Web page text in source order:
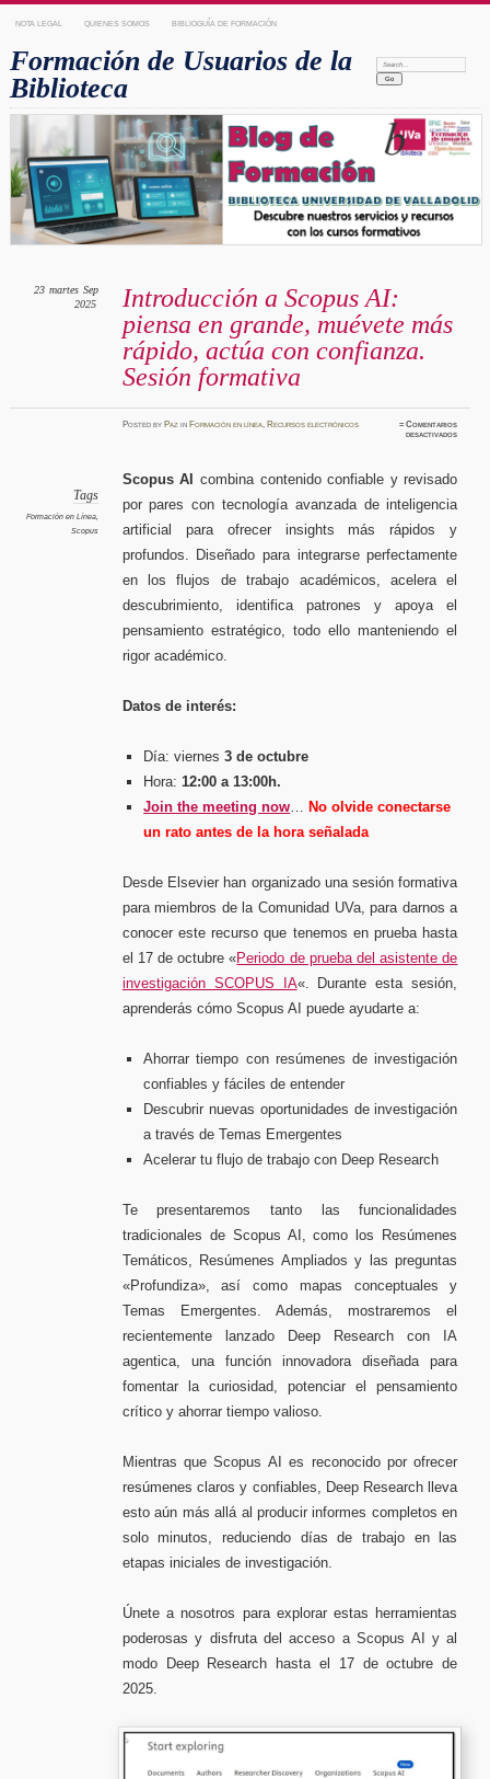
NOTA LEGAL QUIENES SOMOS BIBLIOGUÍA DE FORMACIÓN
Formación de Usuarios de la
Biblioteca
Search:
Introducción a Scopus AI:
piensa en grande, muévete más
rápido, actúa con confianza.
Sesión formativa
23 martes Sep
2025
PostedbyPaz inFormación en línea ,Recursos electrónicos ≈Comentarios
desactivadosen
piensa
muévete
rápido,
Tags
Formación en Línea,
Scopus
Scopus AI combina contenido confiable y revisado
por pares con tecnología avanzada de inteligencia
artificial para ofrecer insights más rápidos y
profundos. Diseñado para integrarse perfectamente
en los flujos de trabajo académicos, acelera el
descubrimiento, identifica patrones y apoya el
pensamiento estratégico, todo ello manteniendo el
rigor académico.
Datos de interés:
Día: viernes3 de octubre
Hora: 12:00 a 13:00h.
Join the meeting now
No olvide conectarse
un rato antes de la hora señalada
Desde Elsevier han organizado una sesión formativa
para miembros de la Comunidad UVa, para darnos a
conocer este recurso que tenemos en prueba hasta
el 17 de octubre «Periodo de prueba del asistente de
investigación SCOPUS IA«. Durante esta sesión,
aprenderás cómo Scopus AI puede ayudarte a:
Ahorrar tiempo con resúmenes de investigación
confiables y fáciles de entender
Descubrir nuevas oportunidades de investigación
a través de Temas Emergentes
Acelerar tu flujo de trabajo con Deep Research
Te presentaremos tanto las funcionalidades
tradicionales de Scopus AI, como los Resúmenes
Temáticos, Resúmenes Ampliados y las preguntas
«Profundiza», así como mapas conceptuales y
Temas Emergentes. Además, mostraremos el
recientemente lanzado Deep Research con IA
agentica, una función innovadora diseñada para
fomentar la curiosidad, potenciar el pensamiento
crítico y ahorrar tiempo valioso.
Mientras que Scopus AI es reconocido por ofrecer
resúmenes claros y confiables, Deep Research lleva
esto aún más allá al producir informes completos en
solo minutos, reduciendo días de trabajo en las
etapas iniciales de investigación.
Únete a nosotros para explorar estas herramientas
poderosas y disfruta del acceso a Scopus AI y al
modo Deep Research hasta el 17 de octubre de
2025.